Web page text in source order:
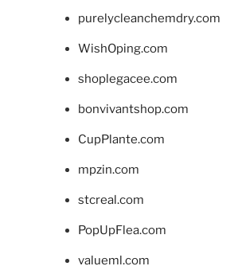
purelycleanchemdry.com
WishOping.com
shoplegacee.com
bonvivantshop.com
CupPlante.com
mpzin.com
stcreal.com
PopUpFlea.com
valueml.com